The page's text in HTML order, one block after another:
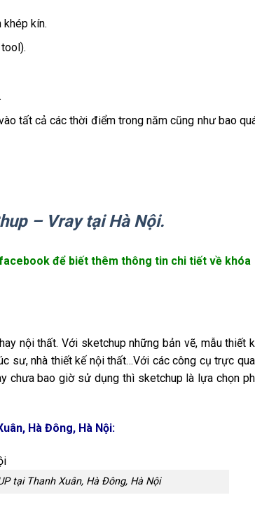
kín.
tất cả các thời điểm trong năm cũng như bao
– Vray tại Hà Nội.
để biết thêm thông tin chi tiết về khóa
nội thất. Với sketchup những bản vẽ, mẫu thiết
sư, nhà thiết kế nội thất…Với các công cụ trực
chưa bao giờ sử dụng thì sketchup là lựa chọn
Hà Đông, Hà Nội:
tại Thanh Xuân, Hà Đông, Hà Nội